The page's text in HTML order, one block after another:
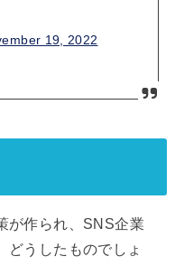
19, 2022
が作られ、SNS企業
どうしたものでしょ